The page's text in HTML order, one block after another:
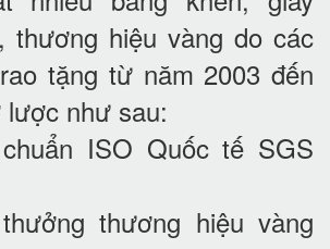
thương hiệu vàng do các
tặng từ năm 2003 đến
như sau:
ISO Quốc tế SGS
thương hiệu vàng